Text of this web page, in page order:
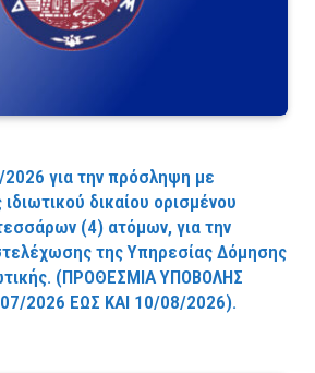
για την πρόσληψη με
δικαίου ορισμένου
(4) ατόμων, για την
της Υπηρεσίας Δόμησης
(ΠPOΘEΣMIA YΠOBOΛHΣ
2026 EΩΣ KAI 10/08/2026).